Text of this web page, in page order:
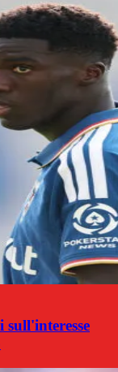
sull'interesse